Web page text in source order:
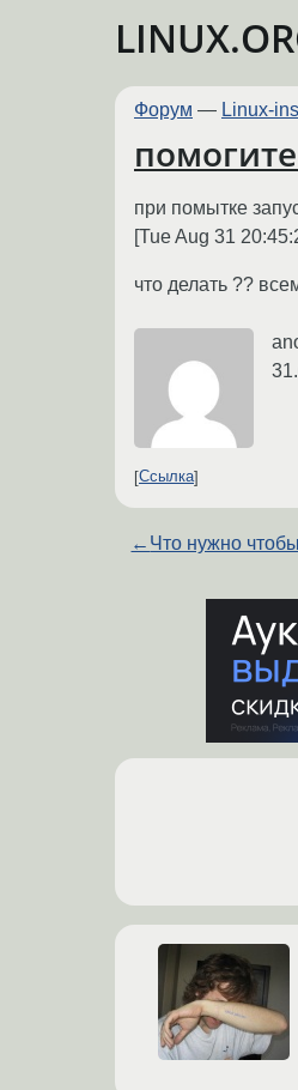
Форум — Linux-
при помытке
[Tue Aug 31
что делать ??
Ссылка
← Что нужно